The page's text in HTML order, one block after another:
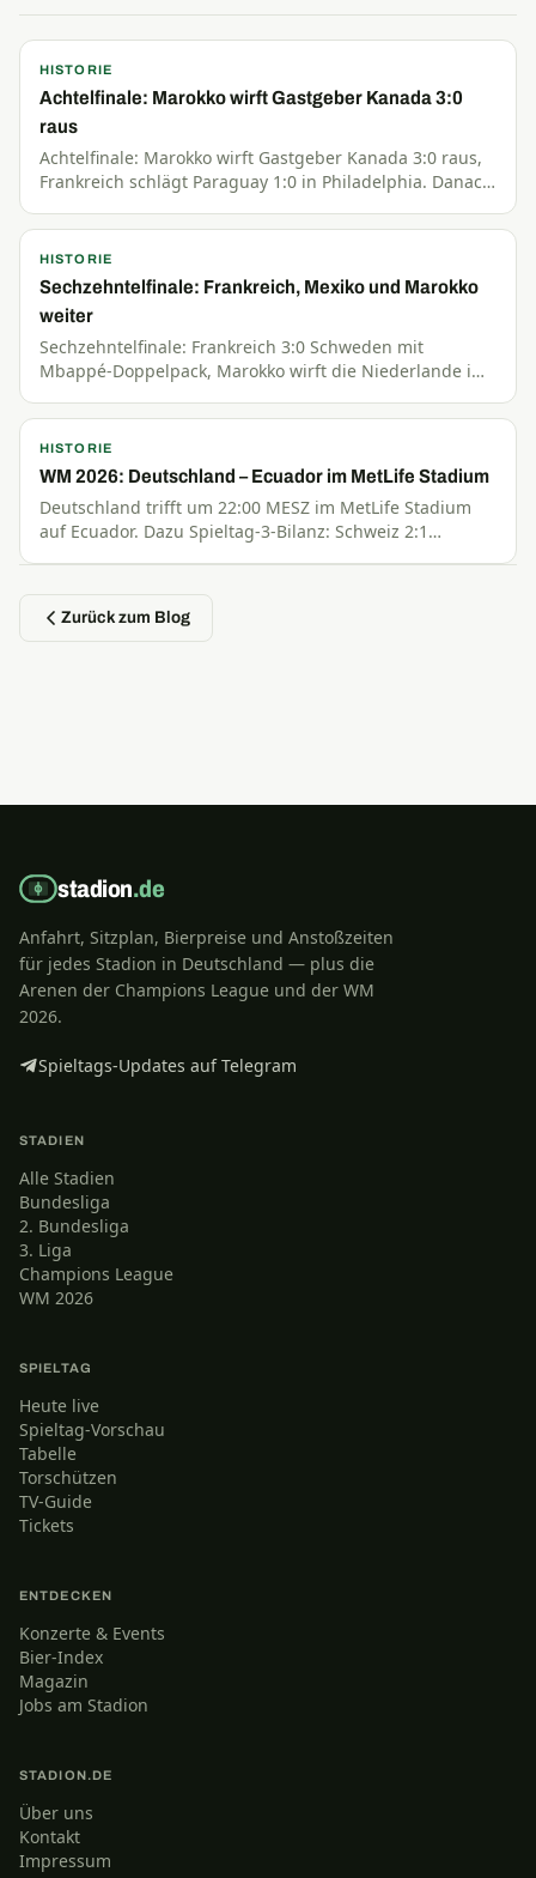
HISTORIE
Achtelfinale: Marokko wirft Gastgeber Kanada 3:0
raus
Achtelfinale: Marokko wirft Gastgeber Kanada 3:0 raus,
Frankreich schlägt Paraguay 1:0 in Philadelphia. Danach
HISTORIE
Sechzehntelfinale: Frankreich, Mexiko und Marokko
weiter
Sechzehntelfinale: Frankreich 3:0 Schweden mit
Mbappé-Doppelpack, Marokko wirft die Niederlande im
Ecuador.
HISTORIE
WM 2026: Deutschland – Ecuador im MetLife Stadium
Deutschland trifft um 22:00 MESZ im MetLife Stadium
auf Ecuador. Dazu Spieltag-3-Bilanz: Schweiz 2:1
Zurück zum Blog
stadion.de
Anfahrt, Sitzplan, Bierpreise und Anstoßzeiten
für jedes Stadion in Deutschland — plus die
Arenen der Champions League und der WM
2026.
Spieltags-Updates auf Telegram
STADIEN
Alle Stadien
Bundesliga
2. Bundesliga
3. Liga
Champions League
WM 2026
SPIELTAG
Heute live
Spieltag-Vorschau
Tabelle
Torschützen
TV-Guide
Tickets
ENTDECKEN
Konzerte & Events
Bier-Index
Magazin
Jobs am Stadion
STADION.DE
Über uns
Kontakt
Impressum